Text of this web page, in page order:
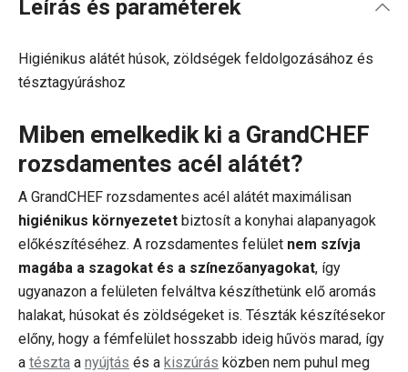
Leírás és paraméterek
Higiénikus alátét húsok, zöldségek feldolgozásához és
tésztagyúráshoz
Miben emelkedik ki a GrandCHEF
rozsdamentes acél alátét?
A GrandCHEF rozsdamentes acél alátét maximálisan
higiénikus környezetet biztosít a konyhai alapanyagok
előkészítéséhez. A rozsdamentes felület nem szívja
magába a szagokat és a színezőanyagokat, így
ugyanazon a felületen felváltva készíthetünk elő aromás
halakat, húsokat és zöldségeket is. Tészták készítésekor
előny, hogy a fémfelület hosszabb ideig hűvös marad, így
a tészta a nyújtás és a kiszúrás közben nem puhul meg